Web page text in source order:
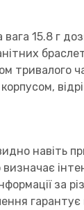
вага 15.8 г
тривалого
навіть
за
гарантує